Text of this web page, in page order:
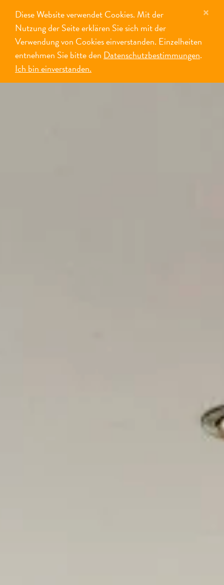
×
Diese Website verwendet Cookies. Mit der
Nutzung der Seite erklären Sie sich mit der
Verwendung von Cookies einverstanden. Einzelheiten
entnehmen Sie bitte den Datenschutzbestimmungen.
Ich bin einverstanden.